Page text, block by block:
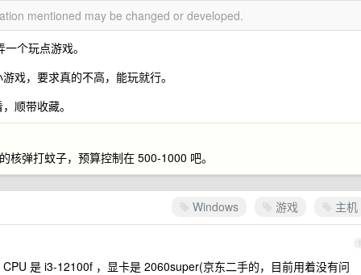
mentioned may be changed or developed.
个玩点游戏。
戏，要求真的不高，能玩就行。
顺带收藏。
弹打蚊子，预算控制在 500-1000 吧。
Windows 游戏 主机
1
是 i3-12100f ，显卡是 2060super(京东二手的，目前用着没有问